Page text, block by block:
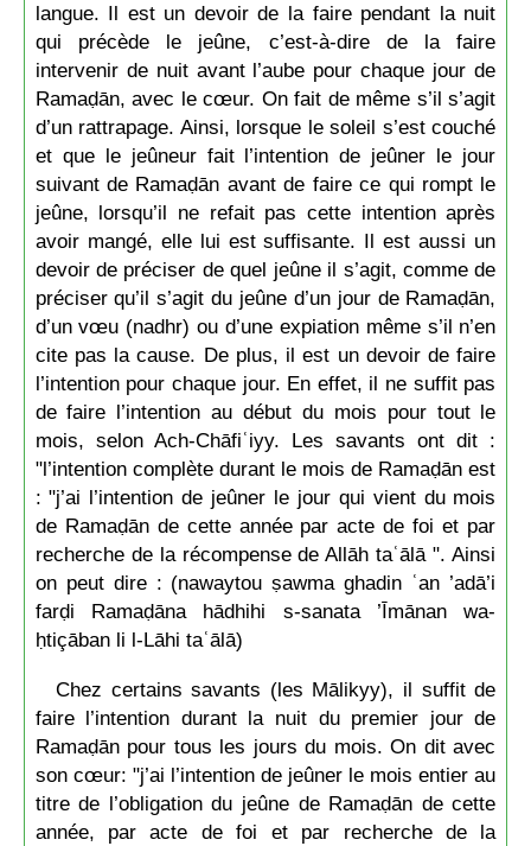
langue. Il est un devoir de la faire pendant la nuit
qui précède le jeûne, c’est-à-dire de la faire
intervenir de nuit avant l’aube pour chaque jour de
Ramaḍān, avec le cœur. On fait de même s’il s’agit
d’un rattrapage. Ainsi, lorsque le soleil s’est couché
et que le jeûneur fait l’intention de jeûner le jour
suivant de Ramaḍān avant de faire ce qui rompt le
jeûne, lorsqu’il ne refait pas cette intention après
avoir mangé, elle lui est suffisante. Il est aussi un
devoir de préciser de quel jeûne il s’agit, comme de
préciser qu’il s’agit du jeûne d’un jour de Ramaḍān,
d’un vœu (nadhr) ou d’une expiation même s’il n’en
cite pas la cause. De plus, il est un devoir de faire
l’intention pour chaque jour. En effet, il ne suffit pas
de faire l’intention au début du mois pour tout le
mois, selon Ach-Chāfiʿiyy. Les savants ont dit :
"l’intention complète durant le mois de Ramaḍān est
: "j’ai l’intention de jeûner le jour qui vient du mois
de Ramaḍān de cette année par acte de foi et par
recherche de la récompense de Allāh taʿālā ". Ainsi
on peut dire : (nawaytou ṣawma ghadin ʿan ’adā’i
farḍi Ramaḍāna hādhihi s-sanata ’Īmānan wa-
ḥtiçāban li l-Lāhi taʿālā)
Chez certains savants (les Mālikyy), il suffit de
faire l’intention durant la nuit du premier jour de
Ramaḍān pour tous les jours du mois. On dit avec
son cœur: "j’ai l’intention de jeûner le mois entier au
titre de l’obligation du jeûne de Ramaḍān de cette
année, par acte de foi et par recherche de la